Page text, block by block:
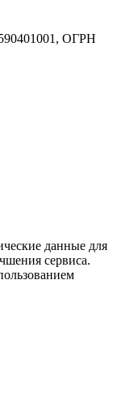
ОГРН
данные для
сервиса.